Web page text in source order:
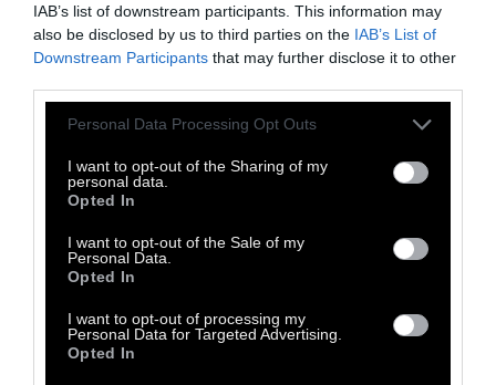
IAB’s list of downstream participants. This information may
also be disclosed by us to third parties on the IAB’s List of
Downstream Participants that may further disclose it to other
Personal Data Processing Opt Outs
I want to opt-out of the Sharing of my
personal data.
Opted In
I want to opt-out of the Sale of my
Personal Data.
Opted In
I want to opt-out of processing my
Personal Data for Targeted Advertising.
Opted In